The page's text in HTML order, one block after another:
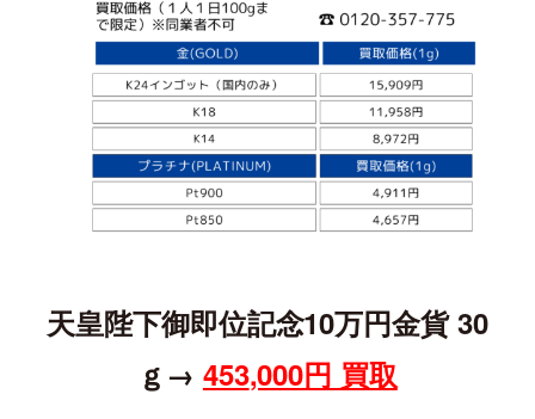
天皇陛下御即位記念10万円金貨 30
ｇ→ 453,000円 買取